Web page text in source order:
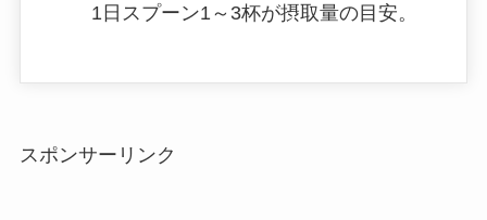
1日スプーン1～3杯が摂取量の目安。
スポンサーリンク